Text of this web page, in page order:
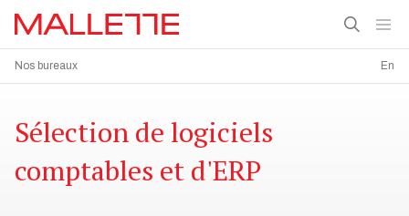
Nos bureaux En
Sélection de logiciels
comptables et d'ERP